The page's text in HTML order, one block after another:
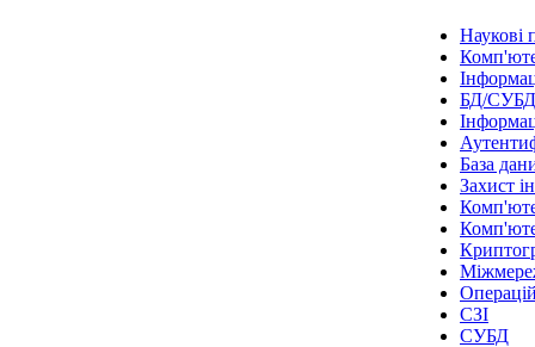
Наукові
БД/СУБД
База
Захист
СЗІ
СУБД